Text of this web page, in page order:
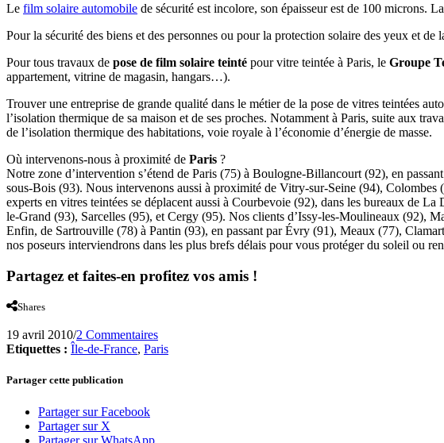
Le film solaire automobile de sécurité est incolore, son épaisseur est de 100 microns.
Pour la sécurité des biens et des personnes ou pour la protection solaire des yeux et de
Pour tous travaux de pose de film solaire teinté pour vitre teintée à Paris, le Groupe
appartement, vitrine de magasin, hangars…).
Trouver une entreprise de grande qualité dans le métier de la pose de vitres teintées
l’isolation thermique de sa maison et de ses proches. Notamment à Paris, suite aux
de l’isolation thermique des habitations, voie royale à l’économie d’énergie de masse.
Où intervenons-nous à proximité de Paris ?
Notre zone d’intervention s’étend de Paris (75) à Boulogne-Billancourt (92), en
sous-Bois (93). Nous intervenons aussi à proximité de Vitry-sur-Seine (94),
experts en vitres teintées se déplacent aussi à Courbevoie (92), dans les bureaux de
le-Grand (93), Sarcelles (95), et Cergy (95). Nos clients d’Issy-les-Moulineaux (92),
Enfin, de Sartrouville (78) à Pantin (93), en passant par Évry (91), Meaux (77),
nos poseurs interviendrons dans les plus brefs délais pour vous protéger du soleil ou
Partagez et faites-en profitez vos amis !
Shares
19 avril 2010/2 Commentaires
Etiquettes : Île-de-France, Paris
Partager cette publication
Partager sur Facebook
Partager sur X
Partager sur WhatsApp